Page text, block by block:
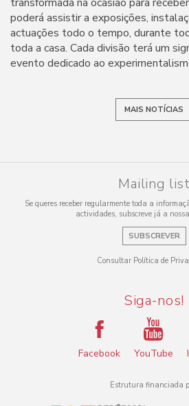
poderá assistir a exposições,
actuações todo o tempo, durante
toda a casa. Cada divisão terá um
evento dedicado ao
MAIS NOTÍCIAS
Mailing list
Se queres receber regularmente toda a
actividades, subscreve já a
SUBSCREVER
Consultar Política de
Siga-nos!
Facebook YouTube
Estrutura financiada